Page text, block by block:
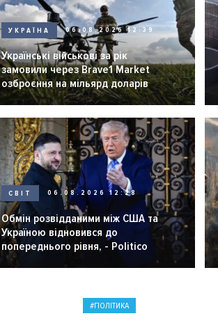
УКРАЇНА 06.08.2026 12:39
Українські військові за рік
замовили через Brave1 Market
озброєння на мільярд доларів
СВІТ 06.08.2026 12:28
Обмін розвідданими між США та
Україною відновився до
попереднього рівня, - Politico
ПОЛІТИКА